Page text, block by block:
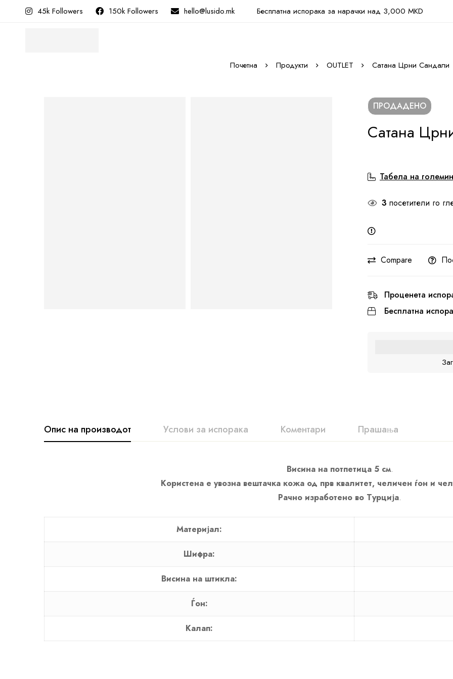
45k Followers 150k Followers hello@lusido.mk Бесплатна испорака за нарачки над 3,000 MKD
Почетна Продукти OUTLET Сатана Црни Сандали
ПРОДАДЕНО
Сатана
Табела на
3 посетители го
Compare
Проценета
Бесплатна
Опис на производот Услови за испорака Коментари Прашања
Висина на потпетица 5 см.
Користена е увозна вештачка кожа од прв квалитет, челичен ѓон и
Рачно изработено во Турција.
Материјал:
Шифра:
Висина на штикла:
Ѓон:
Калап: